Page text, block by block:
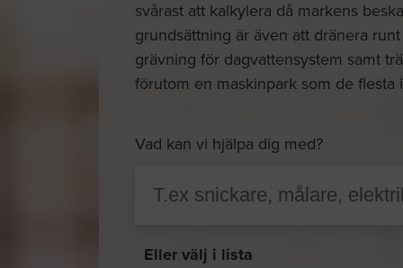
svårast att kalkylera då markens
grundsättning är även att dränera
grävning för dagvattensystem samt
förutom en maskinpark som de
Vad kan vi hjälpa dig med?
Eller välj i lista